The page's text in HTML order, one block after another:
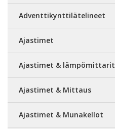
Adventtikynttilätelineet
Ajastimet
Ajastimet & lämpömittarit
Ajastimet & Mittaus
Ajastimet & Munakellot